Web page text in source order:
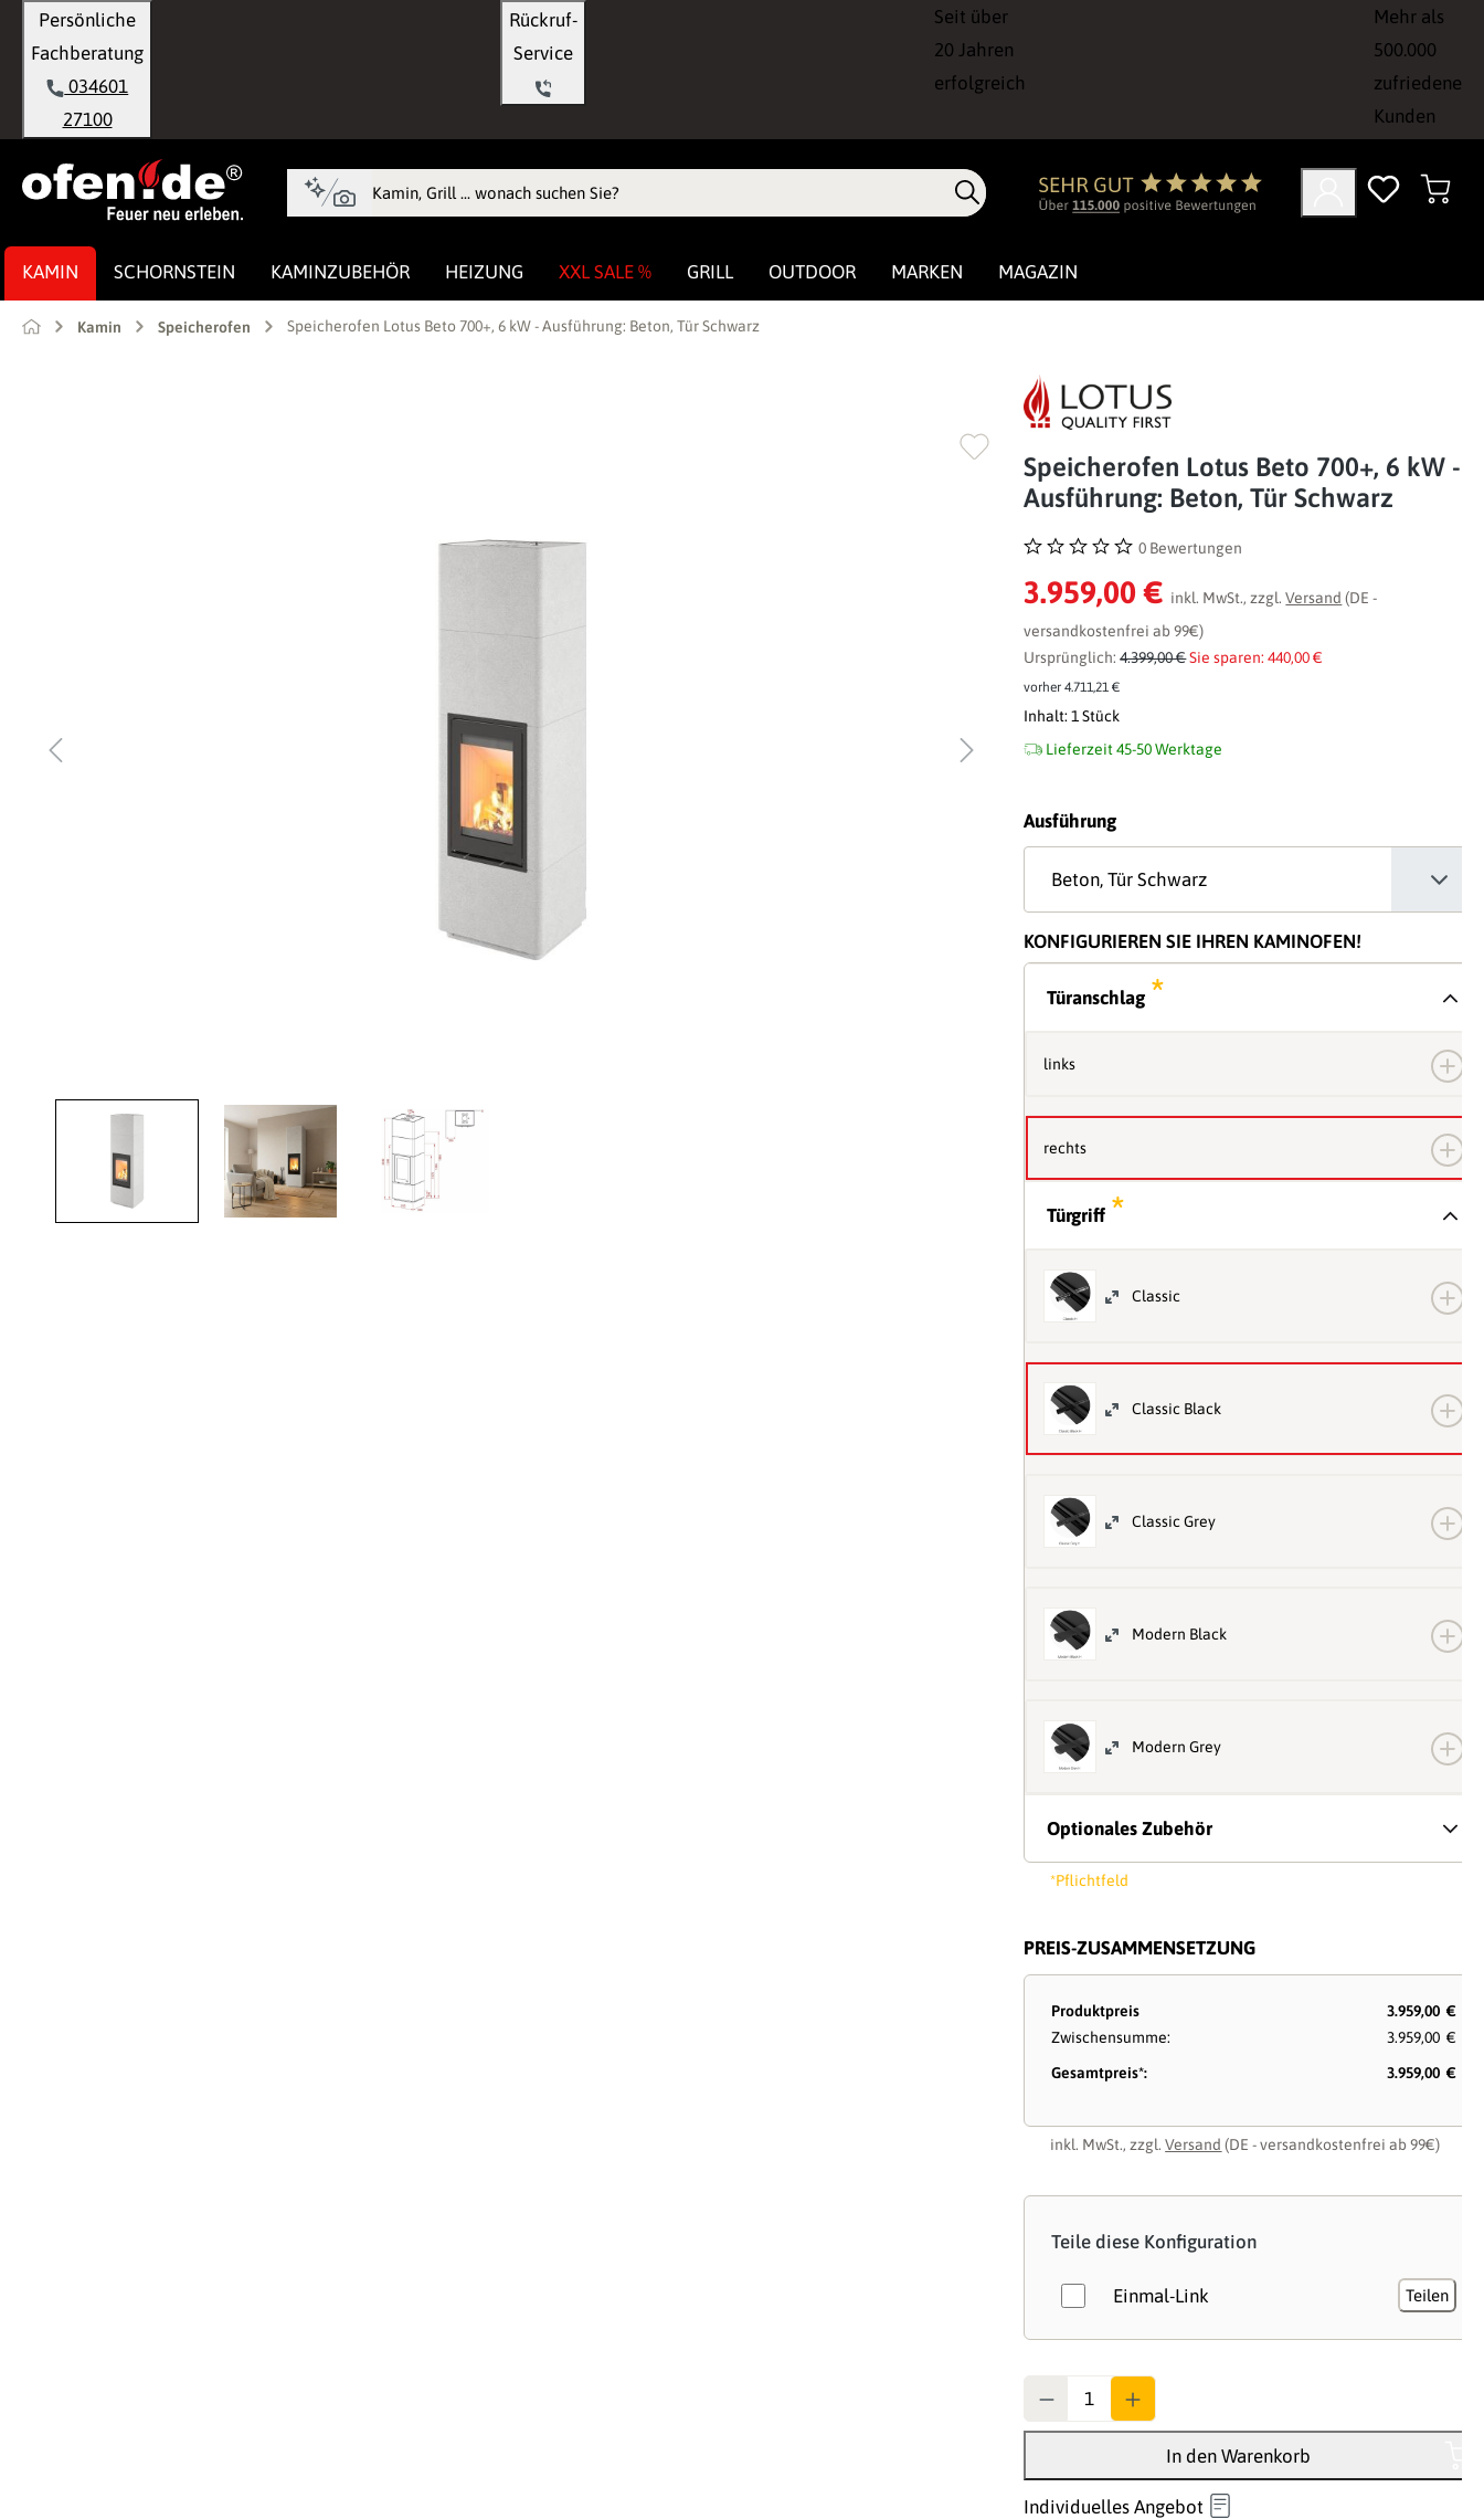
Zur Hauptnavigation springen
Persönliche
Fachberatung
034601
27100
Rückruf-
Seit über
20 Jahren
erfolgreich
Mehr als
500.000
zufriedene
Kunden
KAMIN SCHORNSTEIN KAMINZUBEHÖR HEIZUNG XXL SALE % GRILL OUTDOOR MARKEN MAGAZIN
Kamin Speicherofen Speicherofen Lotus Beto 700+, 6 kW - Ausführung: Beton, Tür Schwarz
Speicherofen Lotus Beto 700+, 6 kW -
Ausführung: Beton, Tür Schwarz
Durchschnittliche Bewertung von 0 von 5 Sternen
0 Bewertungen
3.959,00 € inkl. MwSt., zzgl.Versand (DE -
versandkostenfrei ab 99€)
Ursprünglich:4.399,00 €Sie sparen: 440,00 €
vorher 4.711,21 €
Inhalt:1 Stück
Lieferzeit 45-50 Werktage
Ausführungauswählen
KONFIGURIEREN SIE IHREN KAMINOFEN!
Türanschlag *
links
rechts
Türgriff *
Classic
Classic Black
Classic Grey
Modern Black
Modern Grey
Optionales Zubehör
*Pflichtfeld
PREIS-ZUSAMMENSETZUNG
Produktpreis
3.959,00 €
Zwischensumme:
3.959,00 €
Gesamtpreis*:
3.959,00 €
inkl. MwSt., zzgl.Versand (DE - versandkostenfrei ab 99€)
Teile diese Konfiguration
Einmal-Link Teilen
In den Warenkorb
Individuelles Angebot